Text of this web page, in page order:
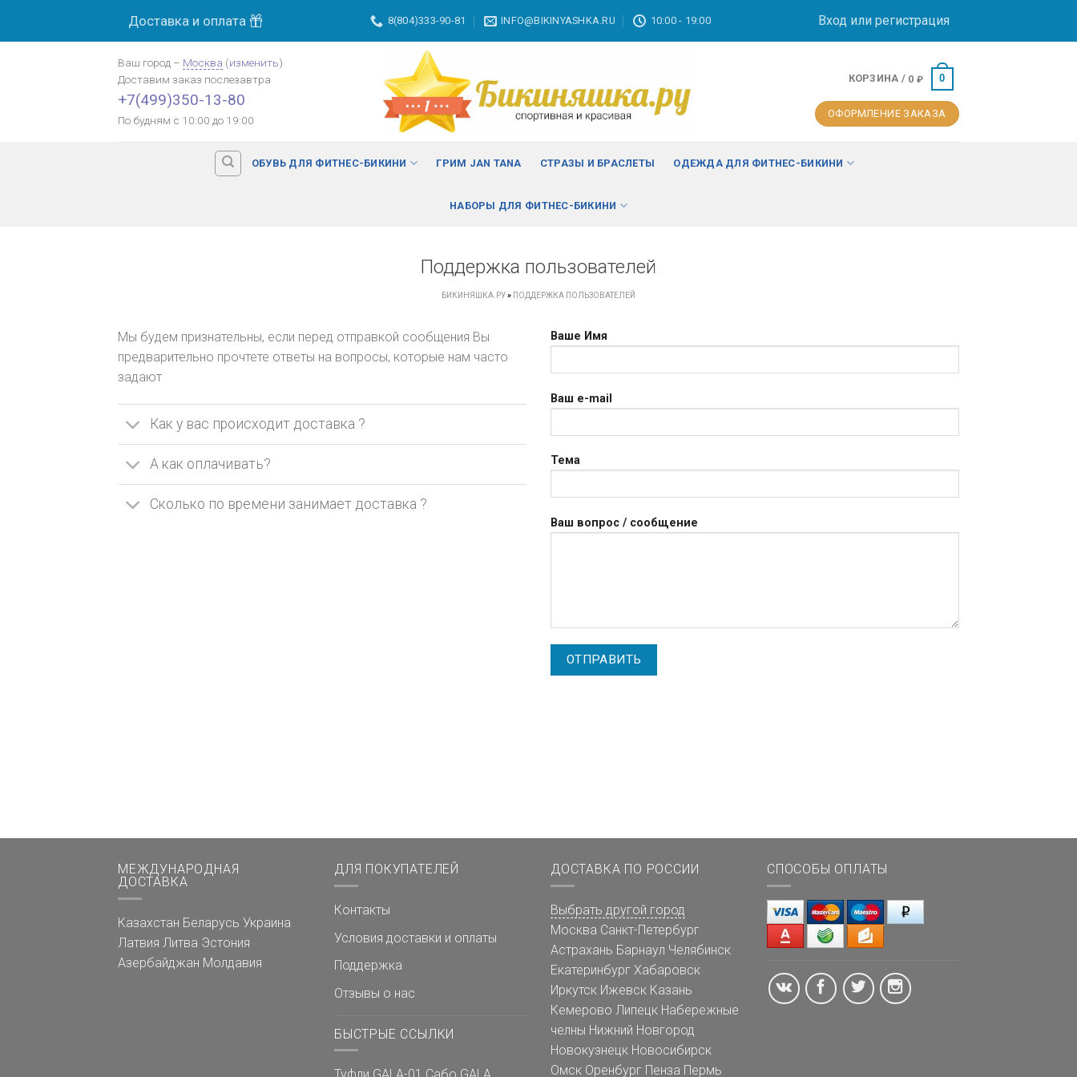
Доставка и оплата 8(804)333-90-81 INFO@BIKINYASHKA.RU 10:00 - 19:00 Вход или регистрация
Ваш город – Москва (изменить)
Доставим заказ послезавтра
+7(499)350-13-80
По будням с 10:00 до 19:00
КОРЗИНА / 0 ₽ 0
ОФОРМЛЕНИЕ ЗАКАЗА
ОБУВЬ ДЛЯ ФИТНЕС-БИКИНИ ГРИМ JAN TANA СТРАЗЫ И БРАСЛЕТЫ ОДЕЖДА ДЛЯ ФИТНЕС-БИКИНИ
НАБОРЫ ДЛЯ ФИТНЕС-БИКИНИ
Поддержка пользователей
БИКИНЯШКА.РУ» ПОДДЕРЖКА ПОЛЬЗОВАТЕЛЕЙ
Мы будем признательны, если перед отправкой сообщения Вы
предварительно прочтете ответы на вопросы, которые нам часто
задают
Как у вас происходит доставка ?
А как оплачивать?
Сколько по времени занимает доставка ?
Ваше Имя
Ваш e-mail
Тема
Ваш вопрос / сообщение
МЕЖДУНАРОДНАЯ
ДОСТАВКА
Казахстан Беларусь Украина
Латвия Литва Эстония
Азербайджан Молдавия
ДЛЯ ПОКУПАТЕЛЕЙ
Контакты
Условия доставки и оплаты
Поддержка
Отзывы о нас
БЫСТРЫЕ ССЫЛКИ
ДОСТАВКА ПО РОССИИ
Выбрать другой город
Москва Санкт-Петербург
Астрахань Барнаул Челябинск
Екатеринбург Хабаровск
Иркутск Ижевск Казань
Кемерово Липецк Набережные
челны Нижний Новгород
Новокузнецк Новосибирск
Омск Оренбург Пенза Пермь
СПОСОБЫ ОПЛАТЫ